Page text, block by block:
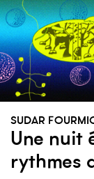
SUDAR
Une nuit
rythmes